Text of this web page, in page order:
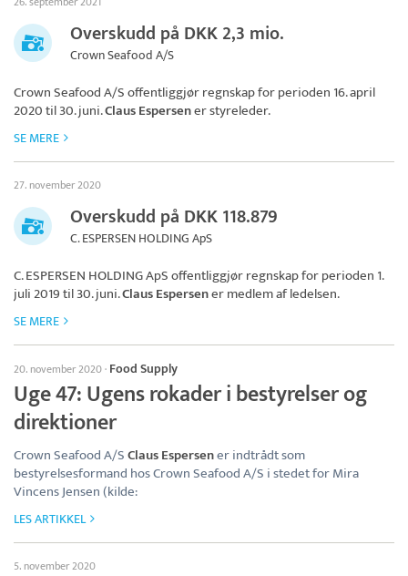
Overskudd på DKK 2,3 mio.
Crown Seafood A/S
Crown Seafood A/Soffentliggjør regnskap for perioden 16. april
2020 til 30. juni.Claus Espersener styreleder.
SE MERE
27. november 2020
Overskudd på DKK 118.879
C. ESPERSEN HOLDING ApS
C. ESPERSEN HOLDING ApSoffentliggjør regnskap for perioden 1.
juli 2019 til 30. juni.Claus Espersener medlem af ledelsen.
SE MERE
20. november 2020· Food Supply
Uge 47: Ugens rokader i bestyrelser og
direktioner
Crown Seafood A/SClaus Espersener indtrådt som
bestyrelsesformand hos Crown Seafood A/S i stedet for Mira
Vincens Jensen (kilde:
LES ARTIKKEL
5. november 2020